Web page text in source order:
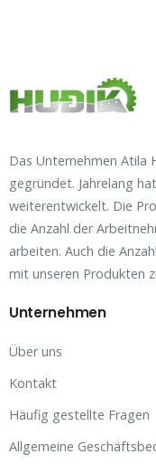
Das Unternehmen Atila
gegründet. Jahrelang
weiterentwickelt. Die
die Anzahl der
arbeiten. Auch die
mit unseren Produkten
Unternehmen
Über uns
Kontakt
Häufig gestellte Fragen
Allgemeine